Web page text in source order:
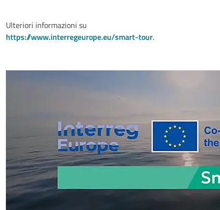
Ulteriori informazioni su
https://www.interregeurope.eu/smart-tour.